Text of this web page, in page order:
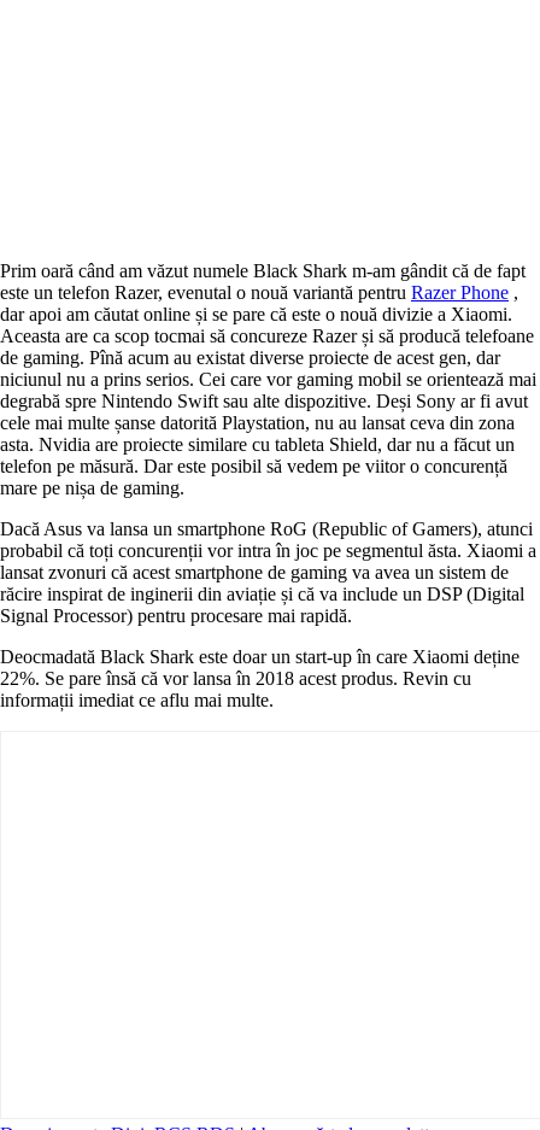
Prim oară când am văzut numele Black Shark m-am gândit că de fapt
este un telefon Razer, evenutal o nouă variantă pentru Razer Phone ,
dar apoi am căutat online și se pare că este o nouă divizie a Xiaomi.
Aceasta are ca scop tocmai să concureze Razer și să producă telefoane
de gaming. Pînă acum au existat diverse proiecte de acest gen, dar
niciunul nu a prins serios. Cei care vor gaming mobil se orientează mai
degrabă spre Nintendo Swift sau alte dispozitive. Deși Sony ar fi avut
cele mai multe șanse datorită Playstation, nu au lansat ceva din zona
asta. Nvidia are proiecte similare cu tableta Shield, dar nu a făcut un
telefon pe măsură. Dar este posibil să vedem pe viitor o concurență
mare pe nișa de gaming.
Dacă Asus va lansa un smartphone RoG (Republic of Gamers), atunci
probabil că toți concurenții vor intra în joc pe segmentul ăsta. Xiaomi a
lansat zvonuri că acest smartphone de gaming va avea un sistem de
răcire inspirat de inginerii din aviație și că va include un DSP (Digital
Signal Processor) pentru procesare mai rapidă.
Deocmadată Black Shark este doar un start-up în care Xiaomi deține
22%. Se pare însă că vor lansa în 2018 acest produs. Revin cu
informații imediat ce aflu mai multe.